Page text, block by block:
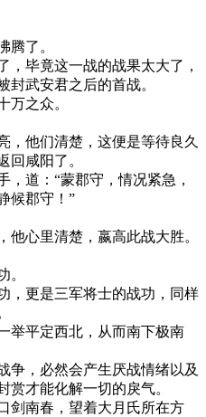
腾了。
，毕竟这一战的战果太大了，
封武安君之后的首战。
万之众。
，他们清楚，这便是等待良久
回咸阳了。
道：“蒙郡守，情况紧急，
候郡守！”
他心里清楚，嬴高此战大胜。
。
，更是三军将士的战功，同样
举平定西北，从而南下极南
争，必然会产生厌战情绪以及
赏才能化解一切的戾气。
剑南春，望着大月氏所在方